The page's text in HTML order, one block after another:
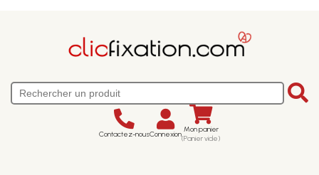
Contactez-nousConnexion Mon panier
(Panier vide)